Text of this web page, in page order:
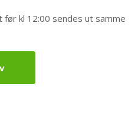
kr.
kr.
før kl 12:00 sendes ut samme